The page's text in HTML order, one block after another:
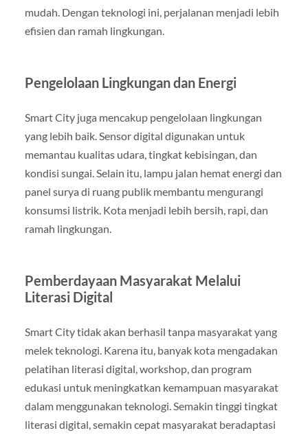
mudah. Dengan teknologi ini, perjalanan menjadi lebih
efisien dan ramah lingkungan.
Pengelolaan Lingkungan dan Energi
Smart City juga mencakup pengelolaan lingkungan
yang lebih baik. Sensor digital digunakan untuk
memantau kualitas udara, tingkat kebisingan, dan
kondisi sungai. Selain itu, lampu jalan hemat energi dan
panel surya di ruang publik membantu mengurangi
konsumsi listrik. Kota menjadi lebih bersih, rapi, dan
ramah lingkungan.
Pemberdayaan Masyarakat Melalui
Literasi Digital
Smart City tidak akan berhasil tanpa masyarakat yang
melek teknologi. Karena itu, banyak kota mengadakan
pelatihan literasi digital, workshop, dan program
edukasi untuk meningkatkan kemampuan masyarakat
dalam menggunakan teknologi. Semakin tinggi tingkat
literasi digital, semakin cepat masyarakat beradaptasi